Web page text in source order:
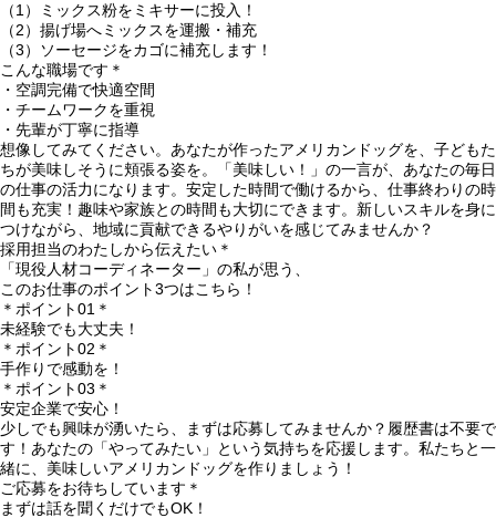
（1）ミックス粉をミキサーに投入！
（2）揚げ場へミックスを運搬・補充
（3）ソーセージをカゴに補充します！
こんな職場です＊
・空調完備で快適空間
・チームワークを重視
・先輩が丁寧に指導
想像してみてください。あなたが作ったアメリカンドッグを、子どもた
ちが美味しそうに頬張る姿を。「美味しい！」の一言が、あなたの毎日
の仕事の活力になります。安定した時間で働けるから、仕事終わりの時
間も充実！趣味や家族との時間も大切にできます。新しいスキルを身に
つけながら、地域に貢献できるやりがいを感じてみませんか？
採用担当のわたしから伝えたい＊
「現役人材コーディネーター」の私が思う、
このお仕事のポイント3つはこちら！
＊ポイント01＊
未経験でも大丈夫！
＊ポイント02＊
手作りで感動を！
＊ポイント03＊
安定企業で安心！
少しでも興味が湧いたら、まずは応募してみませんか？履歴書は不要で
す！あなたの「やってみたい」という気持ちを応援します。私たちと一
緒に、美味しいアメリカンドッグを作りましょう！
ご応募をお待ちしています＊
まずは話を聞くだけでもOK！